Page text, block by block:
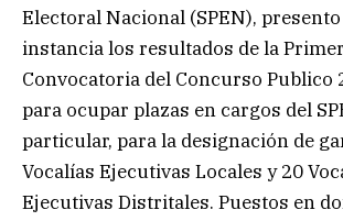
Electoral Nacional (SPEN),
instancia los resultados de la
Convocatoria del Concurso Publico
para ocupar plazas en cargos del
particular, para la designación de
Vocalías Ejecutivas Locales y 20
Ejecutivas Distritales. Puestos en